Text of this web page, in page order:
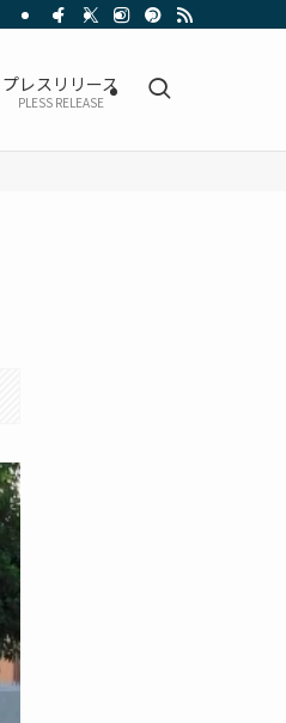
プレスリリース
PLESS RELEASE